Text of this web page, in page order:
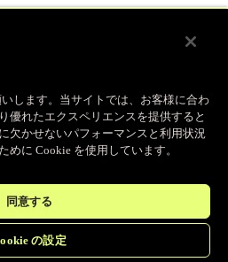
ァイルにエッジで直接アクセス
シュ
します。当サイトでは、お客様に合わ
優れたエクスペリエンスを提供すると
欠かせないパフォーマンスと利用状況
めに Cookie を使用しています。
同意する
の設定